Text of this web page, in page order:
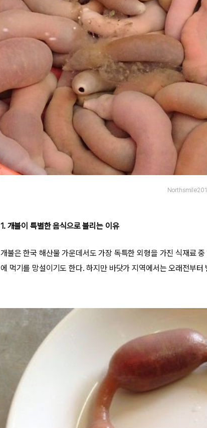
1. 개불이 특별한 음식으로 불리는 이유
개불은 한국 해산물 가운데서도 가장 독특한 외형을 가진 식재료
에 먹기를 망설이기도 한다. 하지만 바닷가 지역에서는 오래전부터